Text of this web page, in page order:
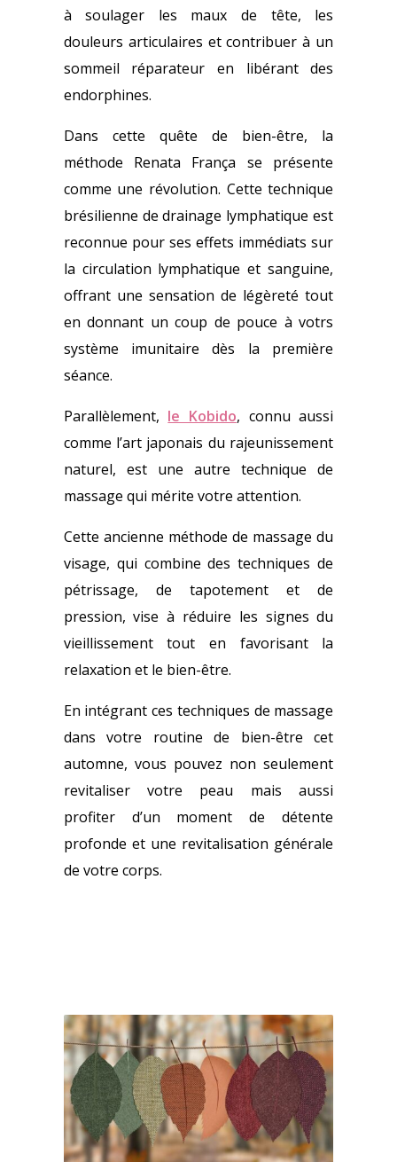
à soulager les maux de tête, les
douleurs articulaires et contribuer à un
sommeil réparateur en libérant des
endorphines.
Dans cette quête de bien-être, la
méthode Renata França se présente
comme une révolution. Cette technique
brésilienne de drainage lymphatique est
reconnue pour ses effets immédiats sur
la circulation lymphatique et sanguine,
offrant une sensation de légèreté tout
en donnant un coup de pouce à votrs
système imunitaire dès la première
séance.
Parallèlement, le Kobido, connu aussi
comme l’art japonais du rajeunissement
naturel, est une autre technique de
massage qui mérite votre attention.
Cette ancienne méthode de massage du
visage, qui combine des techniques de
pétrissage, de tapotement et de
pression, vise à réduire les signes du
vieillissement tout en favorisant la
relaxation et le bien-être.
En intégrant ces techniques de massage
dans votre routine de bien-être cet
automne, vous pouvez non seulement
revitaliser votre peau mais aussi
profiter d’un moment de détente
profonde et une revitalisation générale
de votre corps.